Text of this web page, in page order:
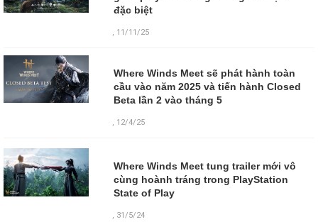
đặc biệt
, 11/11/25
Where Winds Meet sẽ phát hành toàn
cầu vào năm 2025 và tiến hành Closed
Beta lần 2 vào tháng 5
, 12/4/25
Where Winds Meet tung trailer mới vô
cùng hoành tráng trong PlayStation
State of Play
, 31/5/24